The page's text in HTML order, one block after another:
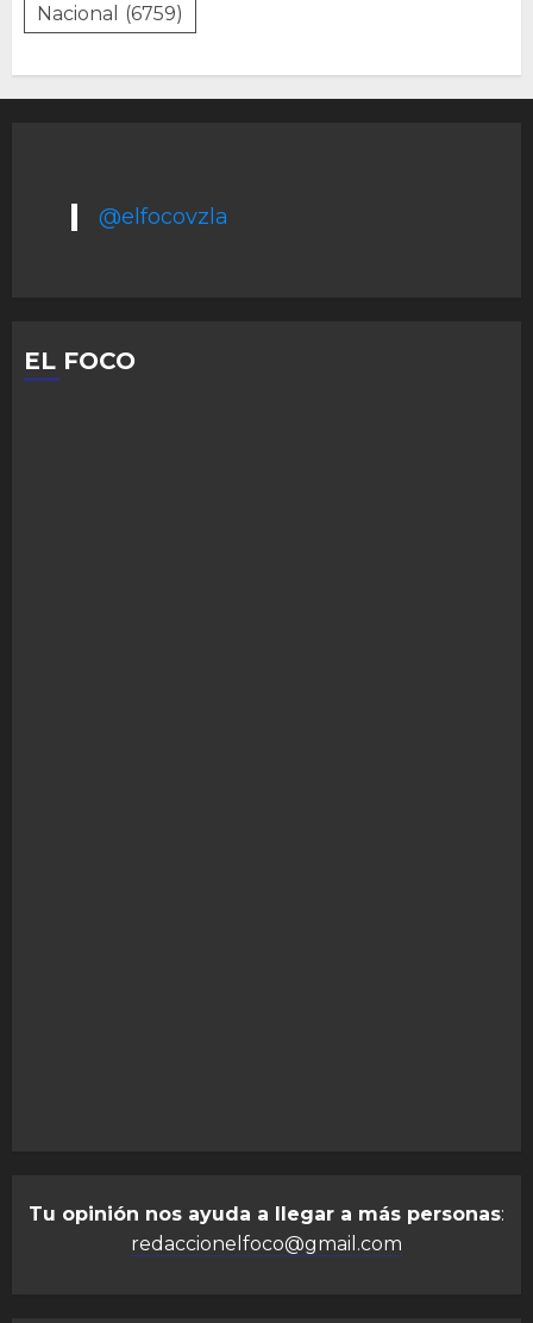
Nacional (6759)
@elfocovzla
EL FOCO
Tu opinión nos ayuda a llegar a más personas:
redaccionelfoco@gmail.com